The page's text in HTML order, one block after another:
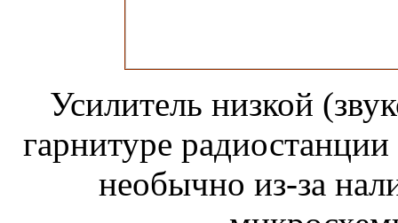
Усилитель низкой
гарнитуре
необычно из-за